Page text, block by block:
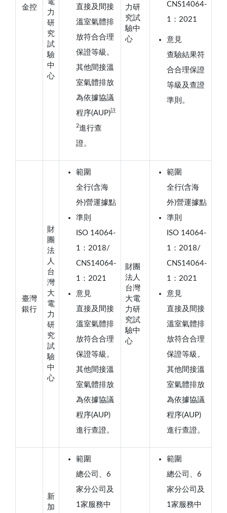
金控
電
力
研
究
試
驗
中
心
直接及間接
溫室氣體排
放符合合理
保證等級。
其他間接溫
室氣體排放
為依據協議
程序(AUP)註
2進行查
證。
力研
究試
驗中
心
CNS14064-
1：2021
意見
查驗結果符
合合理保證
等級及查證
準則。
臺灣
銀行
財
團
法
人
台
灣
大
電
力
研
究
試
驗
中
心
範圍
全行(含海
外)營運據點
準則
ISO 14064-
1：2018/
CNS14064-
1：2021
意見
直接及間接
溫室氣體排
放符合合理
保證等級。
其他間接溫
室氣體排放
為依據協議
程序(AUP)
進行查證。
財團
法人
台灣
大電
力研
究試
驗中
心
範圍
全行(含海
外)營運據點
準則
ISO 14064-
1：2018/
CNS14064-
1：2021
意見
直接及間接
溫室氣體排
放符合合理
保證等級。
其他間接溫
室氣體排放
為依據協議
程序(AUP)
進行查證。
新
加
範圍
總公司、6
家分公司及
1家服務中
範圍
總公司、6
家分公司及
1家服務中